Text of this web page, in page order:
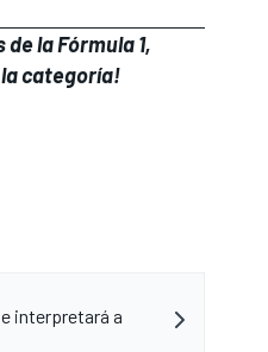
la Fórmula 1,
categoría!
interpretará a